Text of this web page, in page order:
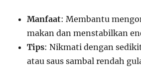
Manfaat: Membantu
makan dan menstabilkan
Tips: Nikmati dengan
atau saus sambal rendah